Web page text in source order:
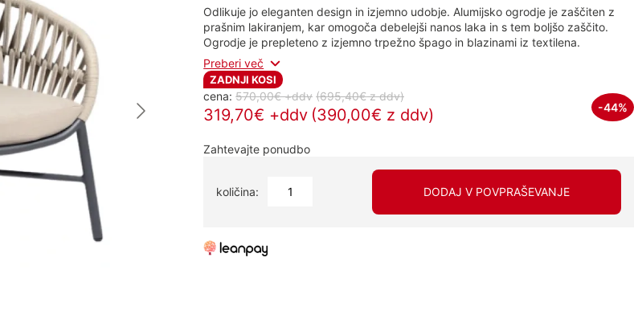
Odlikuje jo eleganten design in izjemno udobje. Alumijsko ogrodje je zaščiten z
prašnim lakiranjem, kar omogoča debelejši nanos laka in s tem boljšo zaščito.
Ogrodje je prepleteno z izjemno trpežno špago in blazinami iz textilena.
Preberi več
ZADNJI KOSI
cena:570,00€ +ddv (695,40€z ddv)
319,70€ +ddv (390,00€ z ddv) -44%
Zahtevajte ponudbo
količina: DODAJ V POVPRAŠEVANJE